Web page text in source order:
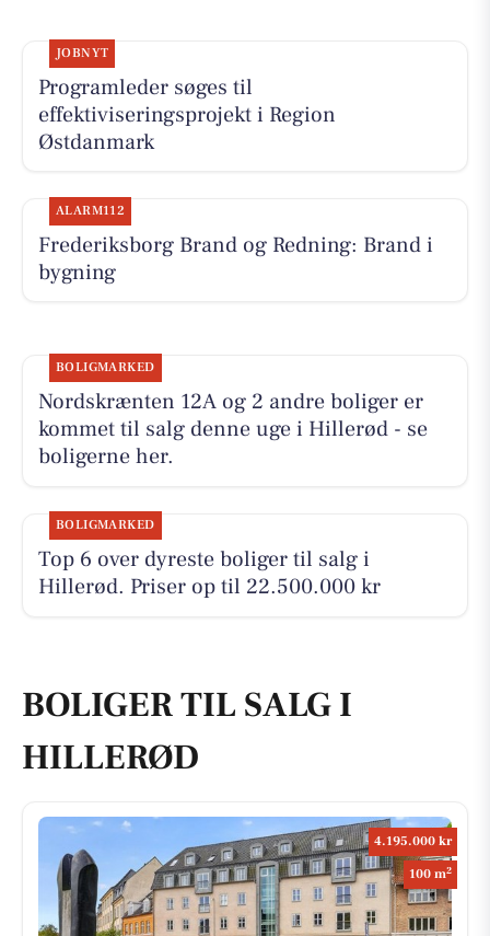
JOBNYT
Programleder søges til
effektiviseringsprojekt i Region
Østdanmark
ALARM112
Frederiksborg Brand og Redning: Brand i
bygning
BOLIGMARKED
Nordskrænten 12A og 2 andre boliger er
kommet til salg denne uge i Hillerød - se
boligerne her.
BOLIGMARKED
Top 6 over dyreste boliger til salg i
Hillerød. Priser op til 22.500.000 kr
BOLIGER TIL SALG I
HILLERØD
4.195.000 kr
100 m2